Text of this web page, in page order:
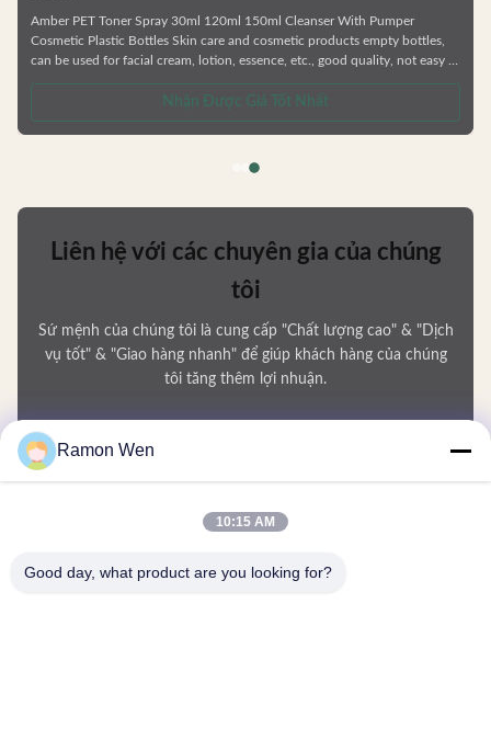
Amber PET Toner Spray 30ml 120ml 150ml Cleanser With Pumper
Cosmetic Plastic Bottles Skin care and cosmetic products empty bottles,
can be used for facial cream, lotion, essence, etc., good quality, not easy to
recycled. —— Various types of bottles. —— Skin care series,shower gel and
shampoo bottle —— Factory direct sale. —— Colors / Crafts are
customizable. —— Can be matched with lotion pump/ spray pump/
Nhận Được Giá Tốt Nhất
Liên hệ với các chuyên gia của chúng
tôi
Sứ mệnh của chúng tôi là cung cấp "Chất lượng cao" & "Dịch
vụ tốt" & "Giao hàng nhanh" để giúp khách hàng của chúng
tôi tăng thêm lợi nhuận.
Tên của bạn
Ramon Wen
10:15 AM
Good day, what product are you looking for?